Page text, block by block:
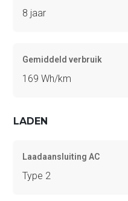
8 jaar
Gemiddeld verbruik
169 Wh/km
LADEN
Laadaansluiting AC
Type 2